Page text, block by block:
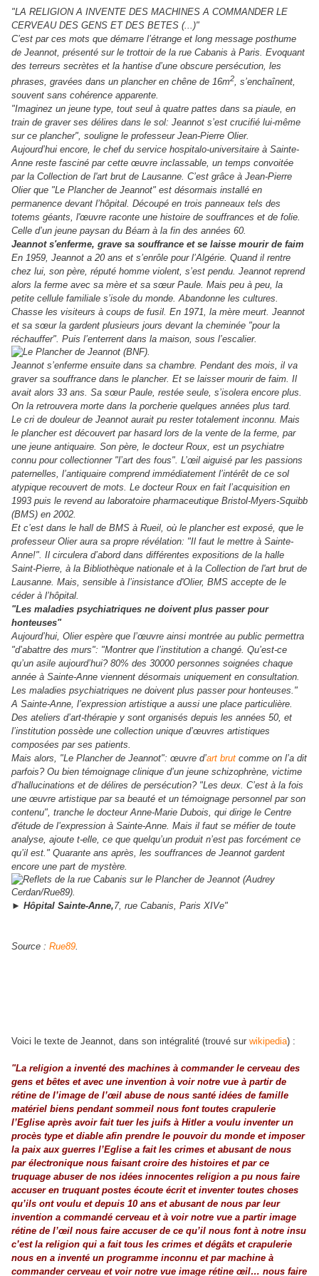
"LA RELIGION A INVENTE DES MACHINES A COMMANDER LE
CERVEAU DES GENS ET DES BETES (...)"
C’est par ces mots que démarre l’étrange et long message posthume
de Jeannot, présenté sur le trottoir de la rue Cabanis à Paris. Evoquant
des terreurs secrètes et la hantise d’une obscure persécution, les
phrases, gravées dans un plancher en chêne de 16m2
, s’enchaînent,
souvent sans cohérence apparente.
"Imaginez un jeune type, tout seul à quatre pattes dans sa piaule, en
train de graver ses délires dans le sol: Jeannot s’est crucifié lui-même
sur ce plancher", souligne le professeur Jean-Pierre Olier.
Aujourd’hui encore, le chef du service hospitalo-universitaire à Sainte-
Anne reste fasciné par cette œuvre inclassable, un temps convoitée
par la Collection de l'art brut de Lausanne. C’est grâce à Jean-Pierre
Olier que "Le Plancher de Jeannot" est désormais installé en
permanence devant l’hôpital. Découpé en trois panneaux tels des
totems géants, l'œuvre raconte une histoire de souffrances et de folie.
Celle d’un jeune paysan du Béarn à la fin des années 60.
Jeannot s'enferme, grave sa souffrance et se laisse mourir de faim
En 1959, Jeannot a 20 ans et s’enrôle pour l’Algérie. Quand il rentre
chez lui, son père, réputé homme violent, s’est pendu. Jeannot reprend
alors la ferme avec sa mère et sa sœur Paule. Mais peu à peu, la
petite cellule familiale s’isole du monde. Abandonne les cultures.
Chasse les visiteurs à coups de fusil. En 1971, la mère meurt. Jeannot
et sa sœur la gardent plusieurs jours devant la cheminée "pour la
réchauffer". Puis l’enterrent dans la maison, sous l’escalier.
Jeannot s’enferme ensuite dans sa chambre. Pendant des mois, il va
graver sa souffrance dans le plancher. Et se laisser mourir de faim. Il
avait alors 33 ans. Sa sœur Paule, restée seule, s’isolera encore plus.
On la retrouvera morte dans la porcherie quelques années plus tard.
Le cri de douleur de Jeannot aurait pu rester totalement inconnu. Mais
le plancher est découvert par hasard lors de la vente de la ferme, par
une jeune antiquaire. Son père, le docteur Roux, est un psychiatre
connu pour collectionner "l’art des fous". L’œil aiguisé par les passions
paternelles, l’antiquaire comprend immédiatement l’intérêt de ce sol
atypique recouvert de mots. Le docteur Roux en fait l’acquisition en
1993 puis le revend au laboratoire pharmaceutique Bristol-Myers-Squibb
(BMS) en 2002.
Et c’est dans le hall de BMS à Rueil, où le plancher est exposé, que le
professeur Olier aura sa propre révélation: "Il faut le mettre à Sainte-
Anne!". Il circulera d’abord dans différentes expositions de la halle
Saint-Pierre, à la Bibliothèque nationale et à la Collection de l'art brut de
Lausanne. Mais, sensible à l’insistance d'Olier, BMS accepte de le
céder à l’hôpital.
"Les maladies psychiatriques ne doivent plus passer pour
honteuses"
Aujourd’hui, Olier espère que l’œuvre ainsi montrée au public permettra
"d’abattre des murs": "Montrer que l’institution a changé. Qu’est-ce
qu’un asile aujourd’hui? 80% des 30000 personnes soignées chaque
année à Sainte-Anne viennent désormais uniquement en consultation.
Les maladies psychiatriques ne doivent plus passer pour honteuses."
A Sainte-Anne, l’expression artistique a aussi une place particulière.
Des ateliers d’art-thérapie y sont organisés depuis les années 50, et
l’institution possède une collection unique d’œuvres artistiques
composées par ses patients.
Mais alors, "Le Plancher de Jeannot": œuvre d’art brut comme on l’a dit
parfois? Ou bien témoignage clinique d’un jeune schizophrène, victime
d’hallucinations et de délires de persécution? "Les deux. C’est à la fois
une œuvre artistique par sa beauté et un témoignage personnel par son
contenu", tranche le docteur Anne-Marie Dubois, qui dirige le Centre
d'étude de l’expression à Sainte-Anne. Mais il faut se méfier de toute
analyse, ajoute t-elle, ce que quelqu’un produit n’est pas forcément ce
qu’il est." Quarante ans après, les souffrances de Jeannot gardent
encore une part de mystère.
► Hôpital Sainte-Anne,7, rue Cabanis, Paris XIVe"
Source : Rue89
Voici le texte de Jeannot, dans son intégralité (trouvé sur wikipedia) :
"La religion a inventé des machines à commander le cerveau des
gens et bêtes et avec une invention à voir notre vue à partir de
rétine de l’image de l’œil abuse de nous santé idées de famille
matériel biens pendant sommeil nous font toutes crapulerie
l’Eglise après avoir fait tuer les juifs à Hitler a voulu inventer un
procès type et diable afin prendre le pouvoir du monde et imposer
la paix aux guerres l’Eglise a fait les crimes et abusant de nous
par électronique nous faisant croire des histoires et par ce
truquage abuser de nos idées innocentes religion a pu nous faire
accuser en truquant postes écoute écrit et inventer toutes choses
qu’ils ont voulu et depuis 10 ans et abusant de nous par leur
invention a commandé cerveau et à voir notre vue a partir image
rétine de l’œil nous faire accuser de ce qu’il nous font à notre insu
c’est la religion qui a fait tous les crimes et dégâts et crapulerie
nous en a inventé un programme inconnu et par machine à
commander cerveau et voir notre vue image rétine œil… nous faire